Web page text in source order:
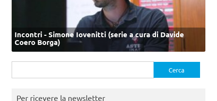
Incontri - Simone Iovenitti (serie a cura di Davide
Coero Borga)
per:
Per ricevere la newsletter